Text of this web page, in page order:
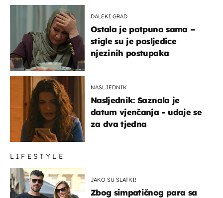
DALEKI GRAD
Ostala je potpuno sama –
stigle su je posljedice
njezinih postupaka
NASLJEDNIK
Nasljednik: Saznala je
datum vjenčanja - udaje se
za dva tjedna
LIFESTYLE
JAKO SU SLATKI!
Zbog simpatičnog para sa